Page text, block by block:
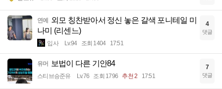
연예
외모 칭찬받아서 정신 놓은 갈색 포니테일 미
나미 (리센느)
입사 Lv.94 조회 1404 17:51
4
댓글
유머 보법이 다른 기안84
스티브승준유 Lv.76 조회 1796 추천 2 17:51
7
댓글